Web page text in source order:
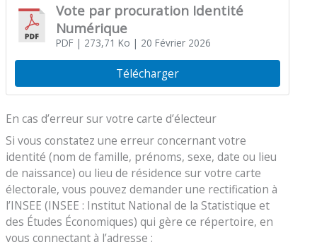
Vote par procuration Identité
Numérique
PDF| 273,71 Ko | 20 Février 2026
Télécharger
En cas d’erreur sur votre carte d’électeur
Si vous constatez une erreur concernant votre
identité (nom de famille, prénoms, sexe, date ou lieu
de naissance) ou lieu de résidence sur votre carte
électorale, vous pouvez demander une rectification à
l’INSEE (INSEE : Institut National de la Statistique et
des Études Économiques) qui gère ce répertoire, en
vous connectant à l’adresse :